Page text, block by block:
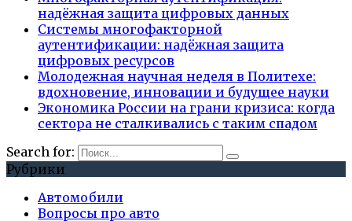
надёжная защита цифровых данных
Системы многофакторной
аутентификации: надёжная защита
цифровых ресурсов
Молодежная научная неделя в Политехе:
вдохновение, инновации и будущее науки
Экономика России на грани кризиса: когда
сектора не сталкивались с таким спадом
Search for:
Рубрики
Автомобили
Вопросы про авто